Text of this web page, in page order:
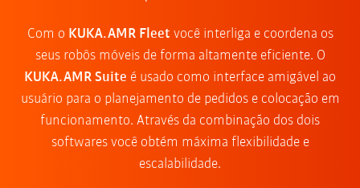
Com o KUKA.AMR Fleet você interliga e coordena os
seus robôs móveis de forma altamente eficiente. O
KUKA.AMR Suite é usado como interface amigável ao
usuário para o planejamento de pedidos e colocação em
funcionamento. Através da combinação dos dois
softwares você obtém máxima flexibilidade e
escalabilidade.